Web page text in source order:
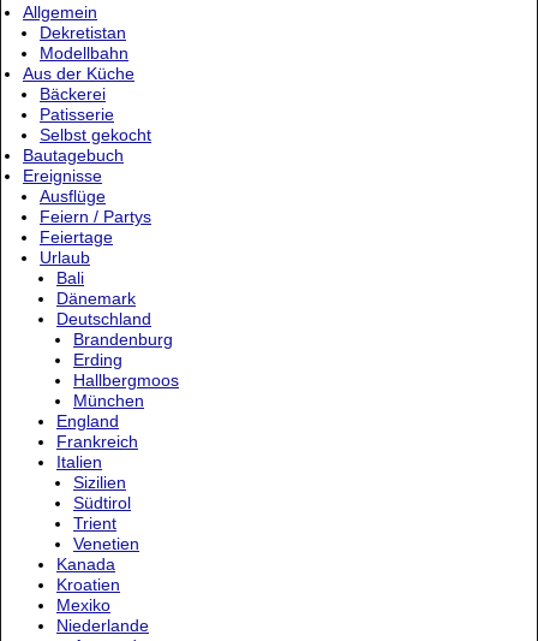
Allgemein
Dekretistan
Modellbahn
Aus der Küche
Bäckerei
Patisserie
Selbst gekocht
Bautagebuch
Ereignisse
Ausflüge
Feiern / Partys
Feiertage
Urlaub
Bali
Dänemark
Deutschland
Brandenburg
Erding
Hallbergmoos
München
England
Frankreich
Italien
Sizilien
Südtirol
Trient
Venetien
Kanada
Kroatien
Mexiko
Niederlande